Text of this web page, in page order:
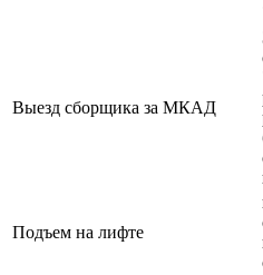
Выезд сборщика за МКАД
Подъем на лифте